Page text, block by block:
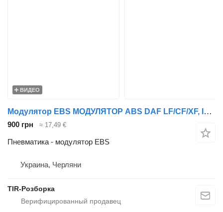
ВИДЕО
Модулятор EBS МОДУЛЯТОР ABS DAF LF/CF/XF, IVECO EUROCARGO, MAN TGA, MB ACTROS, для грузовика DAF EuroCargo, XF, CF, Magnum, Actros, LF, TGA
900 грн ≈ 17,49 €
Пневматика - модулятор EBS
Украина, Черляни
TIR-Розборка